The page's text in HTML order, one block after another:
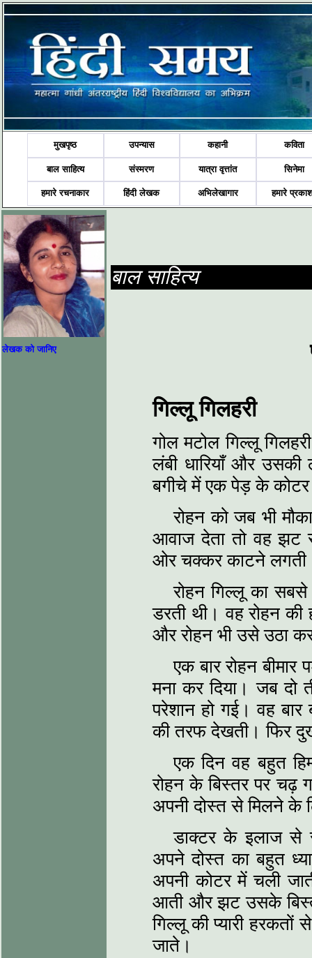
मुखपृष्ठ उपन्यास कहानी कविता
बाल साहित्य संस्मरण यात्रा वृत्तांत सिनेमा
हमारे रचनाकार हिंदी लेखक अभिलेखागार हमारे
लेखक को जानिए
बाल साहित्य
गिल्लू गिलहरी
गोल मटोल गिल्लू
लंबी धारियाँ और
बगीचे में एक पेड़ के कोटर
रोहन को जब भी
आवाज देता तो वह
ओर चक्कर काटने
रोहन गिल्लू का
डरती थी। वह रोहन
और रोहन भी उसे उठा
एक बार रोहन
मना कर दिया। जब दो
परेशान हो गई। वह
की तरफ देखती। फिर
एक दिन वह बहुत
रोहन के बिस्तर पर
अपनी दोस्त से मिलने के
डाक्टर के इलाज से
अपने दोस्त का बहुत
अपनी कोटर में चली
आती और झट उसके
गिल्लू की प्यारी हरकतों
जाते।